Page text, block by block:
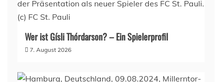
Wer ist Gísli Thórdarson? – Ein Spielerprofil
7. August 2026